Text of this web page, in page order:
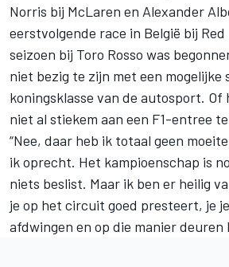
Norris bij McLaren en Alexander
eerstvolgende race in België bij Red
seizoen bij Toro Rosso was
niet bezig te zijn met een mogelijke
koningsklasse van de autosport. Of
niet al stiekem aan een F1-entree
“Nee, daar heb ik totaal geen
ik oprecht. Het kampioenschap is
niets beslist. Maar ik ben er heilig
je op het circuit goed presteert, je
afdwingen en op die manier deuren